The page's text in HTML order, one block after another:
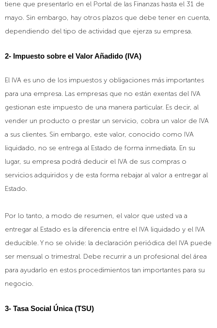
tiene que presentarlo en el Portal de las Finanzas hasta el 31 de
mayo. Sin embargo, hay otros plazos que debe tener en cuenta,
dependiendo del tipo de actividad que ejerza su empresa.
2- Impuesto sobre el Valor Añadido (IVA)
El IVA es uno de los impuestos y obligaciones más importantes
para una empresa. Las empresas que no están exentas del IVA
gestionan este impuesto de una manera particular. Es decir, al
vender un producto o prestar un servicio, cobra un valor de IVA
a sus clientes. Sin embargo, este valor, conocido como IVA
liquidado, no se entrega al Estado de forma inmediata. En su
lugar, su empresa podrá deducir el IVA de sus compras o
servicios adquiridos y de esta forma rebajar al valor a entregar al
Estado.
Por lo tanto, a modo de resumen, el valor que usted va a
entregar al Estado es la diferencia entre el IVA liquidado y el IVA
deducible. Y no se olvide: la declaración periódica del IVA puede
ser mensual o trimestral. Debe recurrir a un profesional del área
para ayudarlo en estos procedimientos tan importantes para su
negocio.
3- Tasa Social Única (TSU)